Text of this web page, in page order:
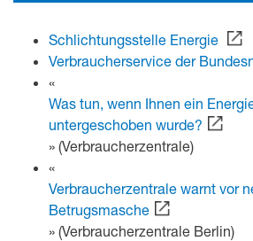
Schlichtungsstelle Energie
Verbraucherservice der
«
Was tun, wenn Ihnen ein
untergeschoben wurde?
» (Verbraucherzentrale)
«
Verbraucherzentrale warnt vor
Betrugsmasche
» (Verbraucherzentrale Berlin)